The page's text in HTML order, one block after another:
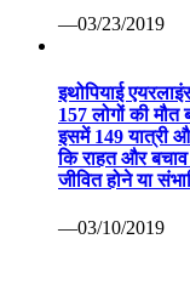
—03/23/2019
इथोपियाई
157 लोगों की मौत
इसमें 149 यात्री
कि राहत और
जीवित होने या
—03/10/2019